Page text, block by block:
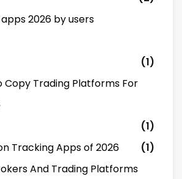
2026 by users
(1)
Copy Trading Platforms For
(1)
Tracking Apps of 2026
(1)
And Trading Platforms